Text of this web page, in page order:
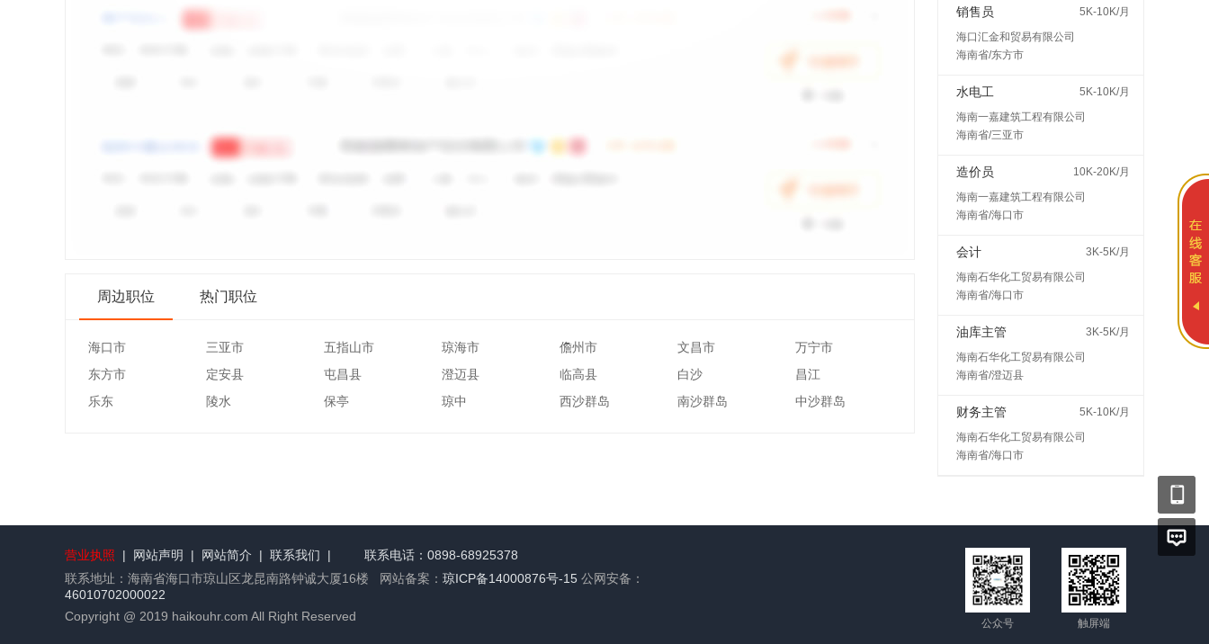
周边职位 热门职位
海口市 三亚市 五指山市 琼海市 儋州市 文昌市
万宁市
东方市
定安县 屯昌县 澄迈县 临高县 白沙
昌江
乐东
陵水 保亭 琼中 西沙群岛 南沙群岛 中沙群岛
销售员
5K-10K/月
海口汇金和贸易有限公司
海南省/东方市
水电工
5K-10K/月
海南一嘉建筑工程有限公司
海南省/三亚市
造价员
10K-20K/月
海南一嘉建筑工程有限公司
海南省/海口市
会计
3K-5K/月
海南石华化工贸易有限公司
海南省/海口市
油库主管
3K-5K/月
海南石华化工贸易有限公司
海南省/澄迈县
财务主管
5K-10K/月
海南石华化工贸易有限公司
海南省/海口市
营业执照 | 网站声明 | 网站简介 | 联系我们 |
联系电话：0898-68925378
联系地址：海南省海口市琼山区龙昆南路钟诚大厦16楼 网站备案： 琼ICP备14000876号-15 公网安备：
46010702000022
Copyright @ 2019 haikouhr.com All Right Reserved
公众号 触屏端